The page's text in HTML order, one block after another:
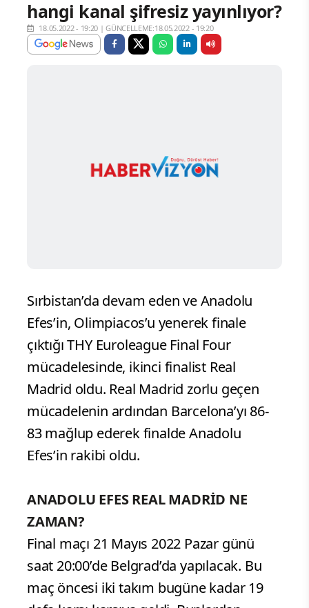
hangi kanal şifresiz yayınlıyor?
18.05.2022 - 19:20 |GÜNCELLEME:18.05.2022 - 19:20
Sırbistan’da devam eden ve Anadolu
Efes’in, Olimpiacos’u yenerek finale
çıktığı THY Euroleague Final Four
mücadelesinde, ikinci finalist Real
Madrid oldu. Real Madrid zorlu geçen
mücadelenin ardından Barcelona’yı 86-
83 mağlup ederek finalde Anadolu
Efes’in rakibi oldu.
ANADOLU EFES REAL MADRİD NE
ZAMAN?
Final maçı 21 Mayıs 2022 Pazar günü
saat 20:00’de Belgrad’da yapılacak. Bu
maç öncesi iki takım bugüne kadar 19